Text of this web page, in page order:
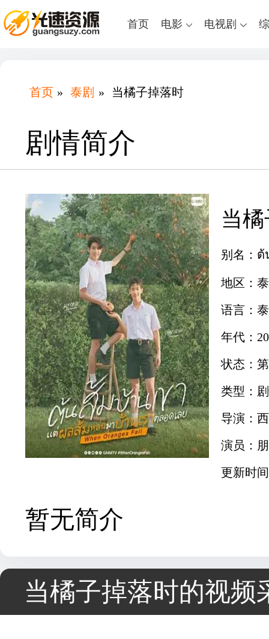
首页 电影 电视剧
首页 » 泰剧 » 当橘子掉落时
剧情简介
当
别名：
地区：
语言：
年代：
状态：
类型：
导演：
演员：
更新时
暂无简介
当橘子掉落时的视频